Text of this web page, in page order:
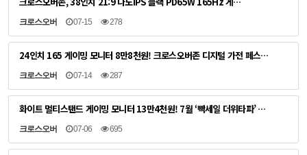
크로스오버 07-15 278
24인치 165 게이밍 모니터 8만8천원! 크로스오버존 디지털 가전 페스…
크로스오버 07-14 287
화이트 멀티스탠드 게이밍 모니터 13만4천원! 7월 ‘빡세일 더위타파’ …
크로스오버 07-06 695